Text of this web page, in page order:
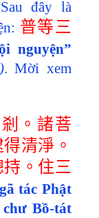
đây là
普等三
nguyện”
. Mời xem
。諸菩
清淨。
。住三
tác Phật
Bồ-tát